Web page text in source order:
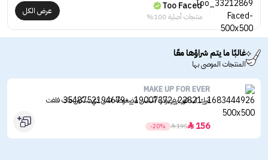
Too Faced
منتجات أصلية 100%
عرض الكل
غالبًا ما يتم شراؤها معًا
المنتجات الموصى بها
MAKE UP FOR EVER
ميك اب فور ايفر بودرة أساس مضغوطة اتش دي سكين مات فلفت
156

195

-20%